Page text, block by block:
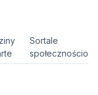
Sortale